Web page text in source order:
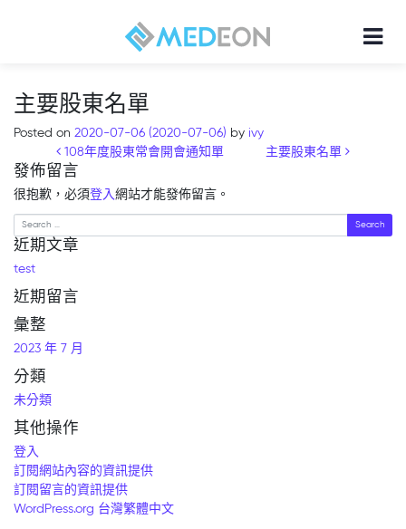
主要股東名單
Posted on 2020-07-06 (2020-07-06) by ivy
Post navigation
108年度股東常會開會通知單 主要股東名單
發佈留言
很抱歉，必須登入網站才能發佈留言。
Search
近期文章
test
近期留言
彙整
2023 年 7 月
分類
未分類
其他操作
登入
訂閱網站內容的資訊提供
訂閱留言的資訊提供
WordPress.org 台灣繁體中文